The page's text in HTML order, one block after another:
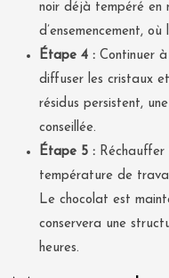
noir déjà tempéré en
d’ensemencement,
Étape 4 : Continuer
diffuser les cristaux
résidus persistent,
conseillée.
Étape 5 : Réchauffer
température de
Le chocolat est
conservera une
heures.